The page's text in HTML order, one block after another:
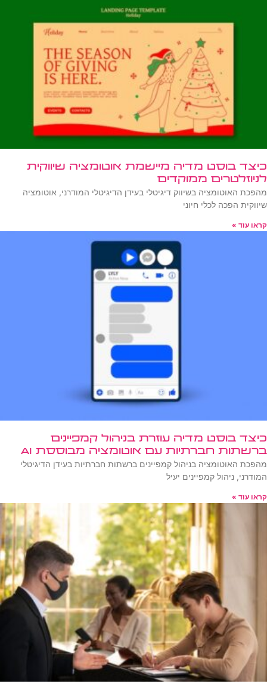
כיצד בוסט מדיה מיישמת אוטומציה שיווקית
לניוזלטרים ממוקדים
מהפכת האוטומציה בשיווק דיגיטלי בעידן הדיגיטלי המודרני, אוטומציה
שיווקית הפכה לכלי חיוני
קראו עוד »
כיצד בוסט מדיה עוזרת בניהול קמפיינים
ברשתות חברתיות עם אוטומציה מבוססת AI
מהפכת האוטומציה בניהול קמפיינים ברשתות חברתיות בעידן הדיגיטלי
המודרני, ניהול קמפיינים יעיל
קראו עוד »